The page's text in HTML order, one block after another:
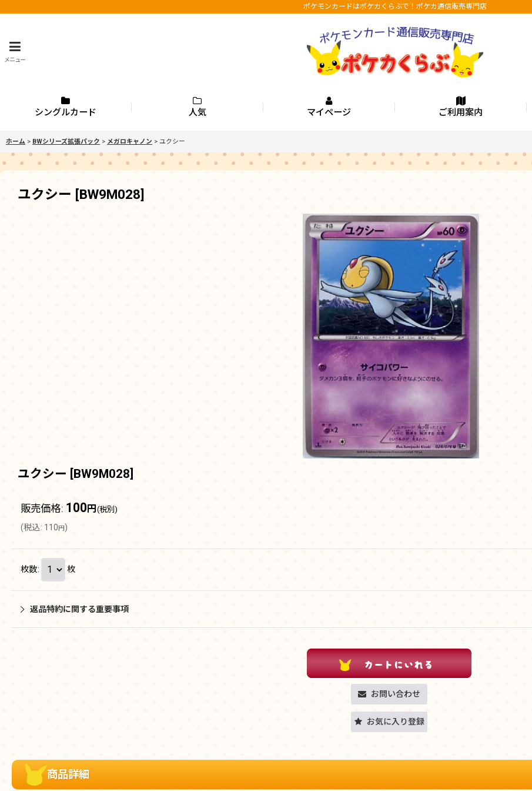
ポケモンカードはポケカくらぶで！ポケカ通信販売専門店
メニュー
シングルカード 人気 マイページ ご利用案内
ホーム > BWシリーズ拡張パック > メガロキャノン > ユクシー
ユクシー [BW9M028]
ユクシー [BW9M028]
販売価格: 100 円 (税別)
(税込: 110円)
枚数: 枚
返品特約に関する重要事項
お問い合わせ
お気に入り登録
商品詳細